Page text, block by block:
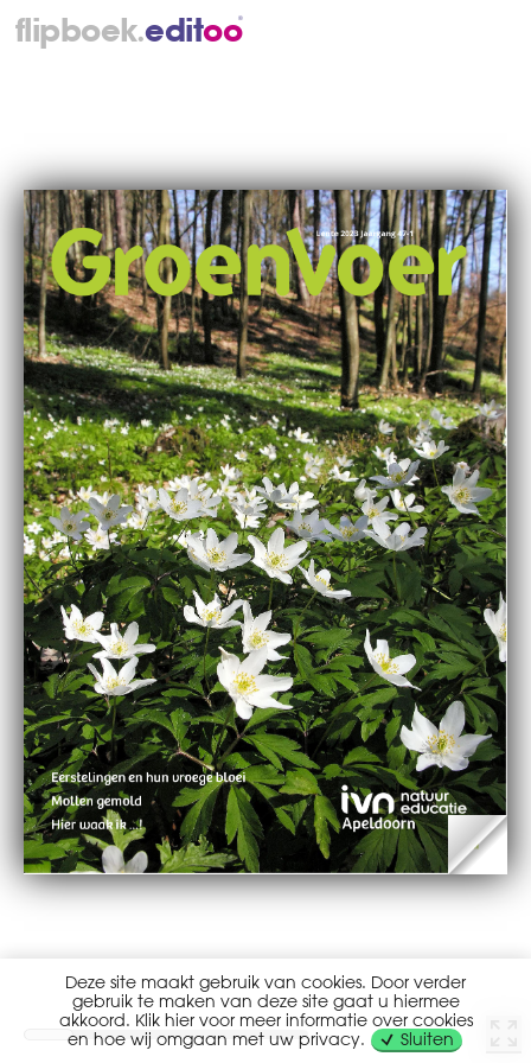
flipboek.editoo®
Deze site maakt gebruik van cookies. Door verder
gebruik te maken van deze site gaat u hiermee
akkoord. Klik hier voor meer informatie over cookies
en hoe wij omgaan met uw privacy.
Sluiten